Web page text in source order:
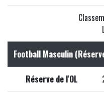
Football Masculin
Réserve de l'OL